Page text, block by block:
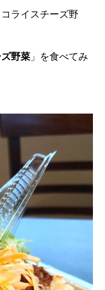
ライスチーズ野
野菜 」を食べてみ